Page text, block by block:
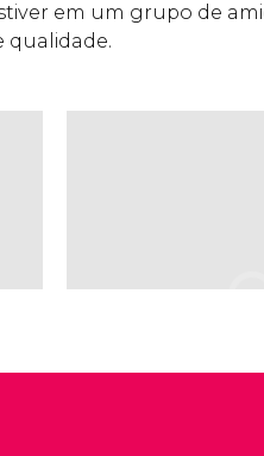
em um grupo de
qualidade.